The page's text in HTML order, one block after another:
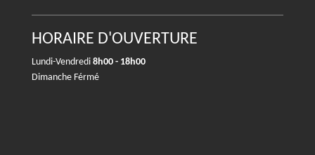
HORAIRE D'OUVERTURE
Lundi-Vendredi 8h00 - 18h00
Dimanche Férmé